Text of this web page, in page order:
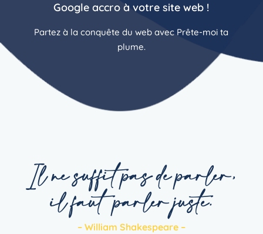
Google accro à votre site web !
Partez à la conquête du web avec Prête-moi ta
plume.
Il ne suffit pas de parler,
il faut parler juste.
– William Shakespeare –